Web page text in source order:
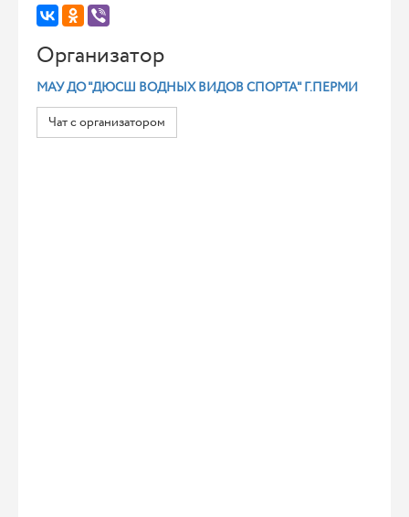
Организатор
МАУ ДО "ДЮСШ ВОДНЫХ ВИДОВ СПОРТА" Г.ПЕРМИ
Чат с организатором